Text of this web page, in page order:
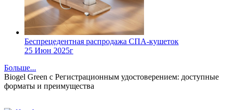
Беспрецедентная распродажа СПА-кушеток
25 Июн 2025г
Больше...
Biogel Green с Регистрационным удостоверением: доступные
форматы и преимущества